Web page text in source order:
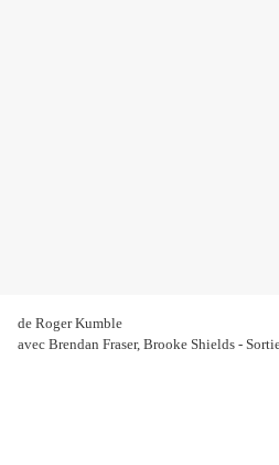
de Roger Kumble
avec Brendan Fraser, Brooke Shields -